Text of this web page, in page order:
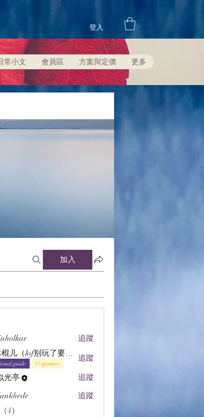
登入
常小文 會員區 方案與定價 更多
加入
追蹤
辣条味冰棍儿（lof别玩了要氪金的）
guide sponsor
追蹤
光亭
追蹤
追蹤
4）